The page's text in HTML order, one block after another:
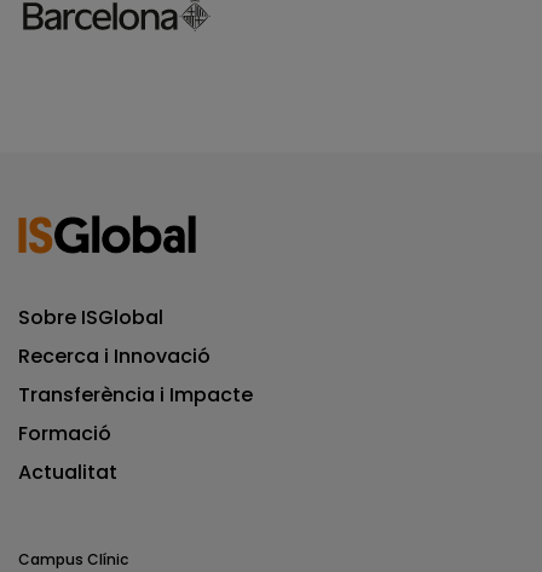
Sobre ISGlobal
Recerca i Innovació
Transferència i Impacte
Formació
Actualitat
Campus Clínic